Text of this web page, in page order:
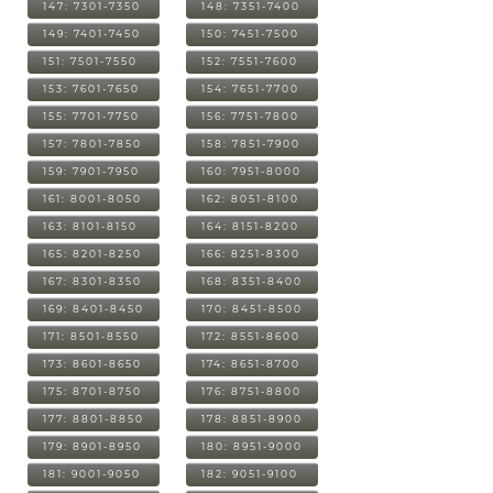
147: 7301-7350 148: 7351-7400
149: 7401-7450 150: 7451-7500
151: 7501-7550 152: 7551-7600
153: 7601-7650 154: 7651-7700
155: 7701-7750 156: 7751-7800
157: 7801-7850 158: 7851-7900
159: 7901-7950 160: 7951-8000
161: 8001-8050 162: 8051-8100
163: 8101-8150 164: 8151-8200
165: 8201-8250 166: 8251-8300
167: 8301-8350 168: 8351-8400
169: 8401-8450 170: 8451-8500
171: 8501-8550 172: 8551-8600
173: 8601-8650 174: 8651-8700
175: 8701-8750 176: 8751-8800
177: 8801-8850 178: 8851-8900
179: 8901-8950 180: 8951-9000
181: 9001-9050 182: 9051-9100